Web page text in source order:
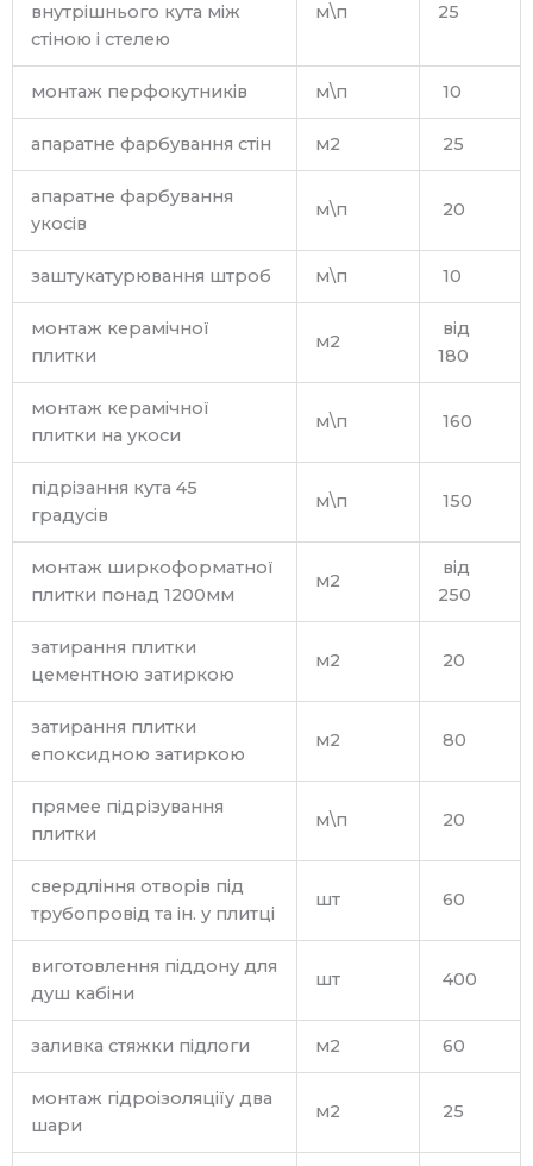
внутрішнього кута між
стіною і стелею
м\п 25
монтаж перфокутників м\п 10
апаратне фарбування стін м2 25
апаратне фарбування
укосів
м\п 20
заштукатурювання штроб м\п 10
монтаж керамічної
плитки
м2
від
180
монтаж керамічної
плитки на укоси
м\п 160
підрізання кута 45
градусів
м\п 150
монтаж ширкоформатної
плитки понад 1200мм
м2
від
250
затирання плитки
цементною затиркою
м2 20
затирання плитки
епоксидною затиркою
м2 80
прямее підрізування
плитки
м\п 20
свердління отворів під
трубопровід та ін. у плитці
шт 60
виготовлення піддону для
душ кабіни
шт 400
заливка стяжки підлоги м2 60
монтаж гідроізоляціїу два
шари
м2 25